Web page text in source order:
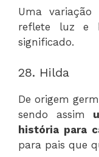
Uma variação
reflete luz e
significado.
28. Hilda
De origem
sendo assim
história para
para pais que